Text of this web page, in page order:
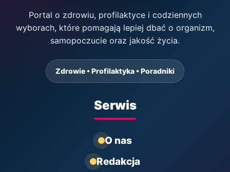
Portal o zdrowiu, profilaktyce i codziennych
wyborach, które pomagają lepiej dbać o organizm,
samopoczucie oraz jakość życia.
Zdrowie • Profilaktyka • Poradniki
Serwis
O nas
Redakcja